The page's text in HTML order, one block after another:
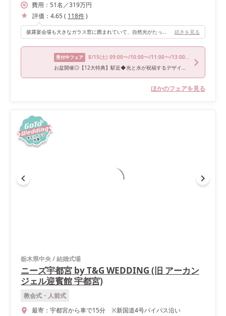
費用： 51名 ／319万円
評価： 4.65( 118件)
披露宴会場も大きなガラス窓に囲まれていて、自然光がたっぷりと入ってきます。 天井にはシンボルとなる大きなシャンデリアが吊り下げられており、高級感を演出してくれました。 また、調理場もガラス張りになっているため、かっこいい料理人さんたちを見ることができます。料理が提供される前にはパフォーマンスが行われ、ゲストも歓喜しておりました。 調理工程が見えることで、安心して提供してもらえるところも良いなと思いました。 続きを見る
受付中フェア 8/15(土) 09:00〜/10:00〜/11:00〜/13:00〜/18:00〜
お盆開催◎【12大特典】駅近◆光と水が祝福するデザイナーズ邸宅
ほかのフェアを見る
栃木県中央/結婚式場
ニーズ宇都宮 by T&G WEDDING (旧 アーカン
ジェル迎賓館 宇都宮)
教会式・人前式
最寄： 宇都宮から車で15分 ※新国道4号バイパス沿い